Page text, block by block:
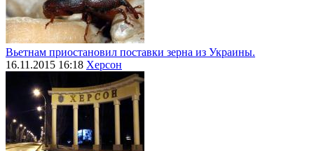
Вьетнам приостановил поставки зерна из Украины.
16.11.2015 16:18 Херсон